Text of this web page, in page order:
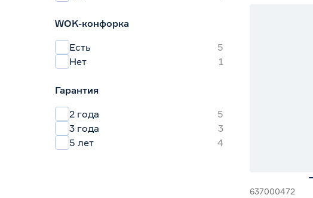
WOK-конфорка
Есть
5
Нет
1
Гарантия
2 года
5
3 года
3
5 лет
4
637000472